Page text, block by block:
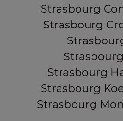
Strasbourg
Strasbourg
Strasbourg
Strasbourg
Strasbourg